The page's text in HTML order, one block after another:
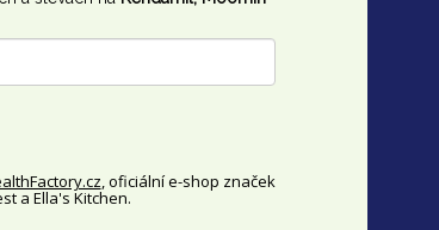
, oficiálníe-shop značek
a Ella's Kitchen.